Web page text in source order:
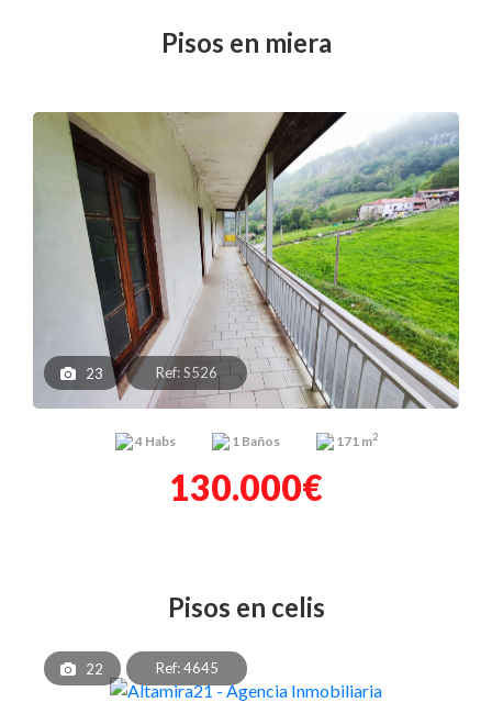
pisos en miera
23 Ref: S526
4Habs 1 Baños 171 m2
130.000€
pisos en celis
22 Ref: 4645